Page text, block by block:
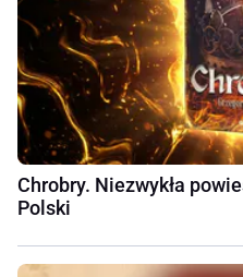
Chrobry. Niezwykła
Polski